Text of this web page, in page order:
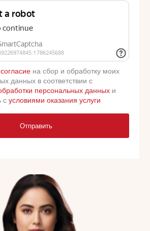
согласие на сбор и обработку моих
данных в соответствии с
персональных данных и
с условиями оказания услуги
Отправить